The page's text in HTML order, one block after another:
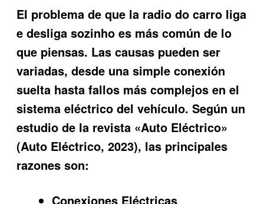
El problema de que la radio do carro liga
e desliga sozinho es más común de lo
que piensas. Las causas pueden ser
variadas, desde una simple conexión
suelta hasta fallos más complejos en el
sistema eléctrico del vehículo. Según un
estudio de la revista «Auto Eléctrico»
(Auto Eléctrico, 2023), las principales
razones son:
Conexiones Eléctricas